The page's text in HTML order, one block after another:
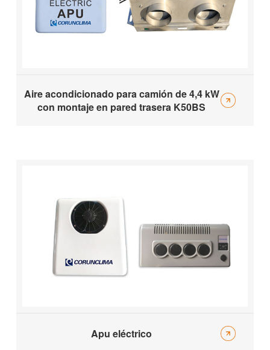
Aire acondicionado para camión de 4,4 kW
con montaje en pared trasera K50BS
Apu eléctrico